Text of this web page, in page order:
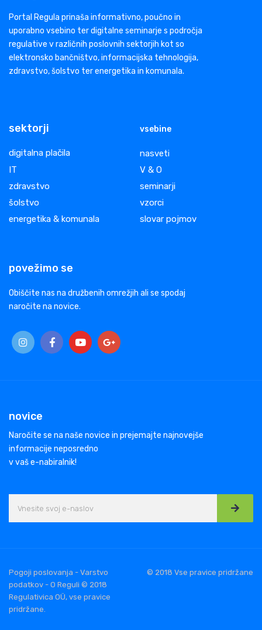
Portal Regula prinaša informativno, poučno in
uporabno vsebino ter digitalne seminarje s področja
regulative v različnih poslovnih sektorjih kot so
elektronsko bančništvo, informacijska tehnologija,
zdravstvo, šolstvo ter energetika in komunala.
sektorji
digitalna plačila
IT
zdravstvo
šolstvo
energetika & komunala
vsebine
nasveti
V & O
seminarji
vzorci
slovar pojmov
povežimo se
Obiščite nas na družbenih omrežjih ali se spodaj
naročite na novice.
novice
Naročite se na naše novice in prejemajte najnovejše
informacije neposredno
v vaš e-nabiralnik!
Pogoji poslovanja - Varstvo
podatkov - O Reguli © 2018
Regulativica OÜ, vse pravice
pridržane.
© 2018 Vse pravice pridržane